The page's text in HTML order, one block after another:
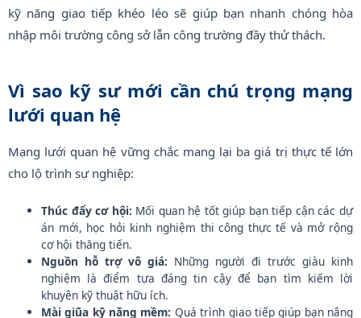
kỹ năng giao tiếp khéo léo sẽ giúp bạn nhanh chóng hòa
nhập môi trường công sở lẫn công trường đầy thử thách.
Vì sao kỹ sư mới cần chú trọng mạng
lưới quan hệ
Mạng lưới quan hệ vững chắc mang lại ba giá trị thực tế lớn
cho lộ trình sự nghiệp:
Thúc đẩy cơ hội: Mối quan hệ tốt giúp bạn tiếp cận các dự
án mới, học hỏi kinh nghiệm thi công thực tế và mở rộng
cơ hội thăng tiến.
Nguồn hỗ trợ vô giá: Những người đi trước giàu kinh
nghiệm là điểm tựa đáng tin cậy để bạn tìm kiếm lời
khuyên kỹ thuật hữu ích.
Mài giũa kỹ năng mềm: Quá trình giao tiếp giúp bạn nâng